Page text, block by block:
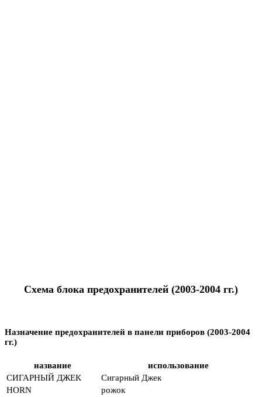
Схема блока предохранителей (2003-2004 гг.)
Назначение предохранителей в панели приборов (2003-2004
гг.)
название
использование
СИГАРНЫЙ ДЖЕК
Сигарный Джек
HORN
рожок